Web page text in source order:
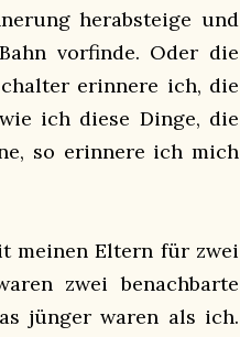
herabsteige und
vorfinde. Oder die
erinnere ich, die
ich diese Dinge, die
so erinnere ich mich
meinen Eltern für zwei
zwei benachbarte
jünger waren als ich.